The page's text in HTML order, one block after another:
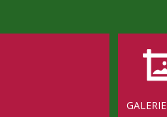
GALERIE